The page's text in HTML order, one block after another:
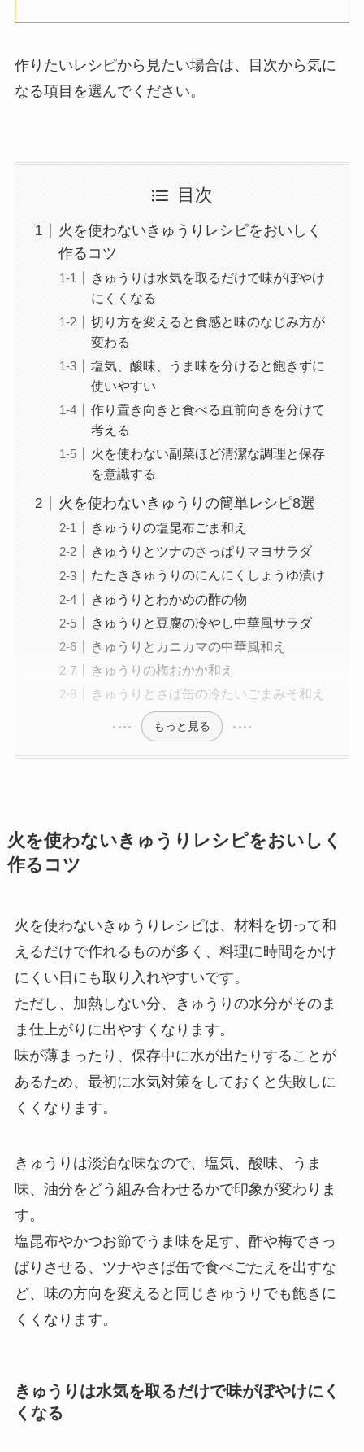
作りたいレシピから見たい場合は、目次から気に
なる項目を選んでください。
目次
火を使わないきゅうりレシピをおいしく
作るコツ
きゅうりは水気を取るだけで味がぼやけ
にくくなる
切り方を変えると食感と味のなじみ方が
変わる
塩気、酸味、うま味を分けると飽きずに
使いやすい
作り置き向きと食べる直前向きを分けて
考える
火を使わない副菜ほど清潔な調理と保存
を意識する
火を使わないきゅうりの簡単レシピ8選
きゅうりの塩昆布ごま和え
きゅうりとツナのさっぱりマヨサラダ
たたききゅうりのにんにくしょうゆ漬け
きゅうりとわかめの酢の物
きゅうりと豆腐の冷やし中華風サラダ
きゅうりとカニカマの中華風和え
きゅうりの梅おかか和え
きゅうりとさば缶の冷たいごまみそ和え
もっと見る
火を使わないきゅうりレシピをおいしく
作るコツ
火を使わないきゅうりレシピは、材料を切って和
えるだけで作れるものが多く、料理に時間をかけ
にくい日にも取り入れやすいです。
ただし、加熱しない分、きゅうりの水分がそのま
ま仕上がりに出やすくなります。
味が薄まったり、保存中に水が出たりすることが
あるため、最初に水気対策をしておくと失敗しに
くくなります。
きゅうりは淡泊な味なので、塩気、酸味、うま
味、油分をどう組み合わせるかで印象が変わりま
す。
塩昆布やかつお節でうま味を足す、酢や梅でさっ
ぱりさせる、ツナやさば缶で食べごたえを出すな
ど、味の方向を変えると同じきゅうりでも飽きに
くくなります。
きゅうりは水気を取るだけで味がぼやけにく
くなる